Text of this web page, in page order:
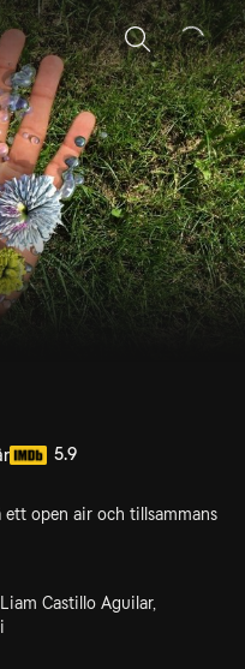
Sök
5.9
open air och tillsammans
Castillo Aguilar,